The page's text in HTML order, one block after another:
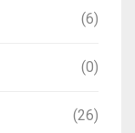
(6)
(0)
(26)